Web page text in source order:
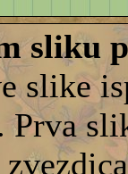
sliku
slike
Prva